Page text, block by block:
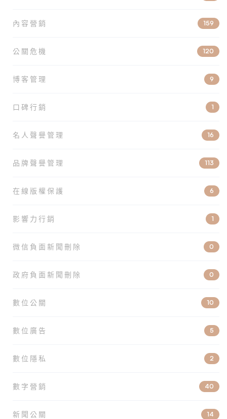
內容營銷 159
公關危機 120
博客管理 9
口碑行銷 1
名人聲譽管理 16
品牌聲譽管理 113
在線版權保護 6
影響力行銷 1
微信負面新聞刪除 0
政府負面新聞刪除 0
數位公關 10
數位廣告 5
數位隱私 2
數字營銷 40
新聞公關 14